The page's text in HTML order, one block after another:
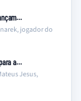
jogador do
a…
Jesus,